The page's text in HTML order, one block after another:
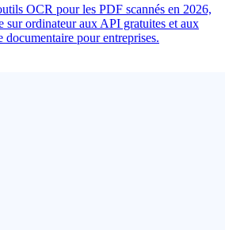
OCR pour les PDF scannés en 2026,
sur ordinateur aux API gratuites et aux
pour entreprises.